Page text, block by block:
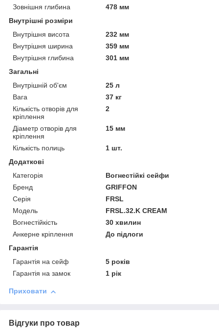
Зовнішня глибина
478 мм
Внутрішні розміри
Внутрішня висота
232 мм
Внутрішня ширина
359 мм
Внутрішня глибина
301 мм
Загальні
Внутрішній об'єм
25 л
Вага
37 кг
Кількість отворів для
кріплення
2
Діаметр отворів для
кріплення
15 мм
Кількість полиць
1 шт.
Додаткові
Категорія
Вогнестійкі сейфи
Бренд
GRIFFON
Серія
FRSL
Модель
FRSL.32.K CREAM
Вогнестійкість
30 хвилин
Анкерне кріплення
До підлоги
Гарантія
Гарантія на сейф
5 років
Гарантія на замок
1 рік
Приховати
Відгуки про товар